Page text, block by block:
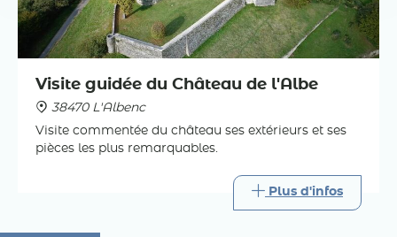
Visite guidée du Château de l'Albe
38470 L'Albenc
Visite commentée du château ses extérieurs et ses
pièces les plus remarquables.
Plus d'infos